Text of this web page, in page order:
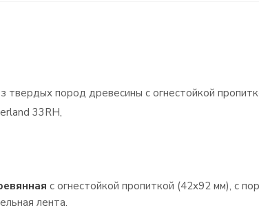
твердых пород древесины с огнестойкой
33RH,
с огнестойкой пропиткой (42х92 мм), с
лента.